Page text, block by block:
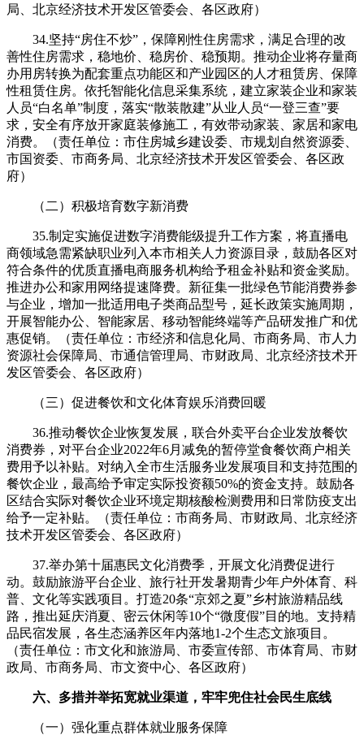
局、北京经济技术开发区管委会、各区政府）
34.坚持“房住不炒”，保障刚性住房需求，满足合理的改
善性住房需求，稳地价、稳房价、稳预期。推动企业将存量商
办用房转换为配套重点功能区和产业园区的人才租赁房、保障
性租赁住房。依托智能化信息采集系统，建立家装企业和家装
人员“白名单”制度，落实“散装散建”从业人员“一登三查”要
求，安全有序放开家庭装修施工，有效带动家装、家居和家电
消费。（责任单位：市住房城乡建设委、市规划自然资源委、
市国资委、市商务局、北京经济技术开发区管委会、各区政
府）
（二）积极培育数字新消费
35.制定实施促进数字消费能级提升工作方案，将直播电
商领域急需紧缺职业列入本市相关人力资源目录，鼓励各区对
符合条件的优质直播电商服务机构给予租金补贴和资金奖励。
推进办公和家用网络提速降费。新征集一批绿色节能消费券参
与企业，增加一批适用电子类商品型号，延长政策实施周期，
开展智能办公、智能家居、移动智能终端等产品研发推广和优
惠促销。（责任单位：市经济和信息化局、市商务局、市人力
资源社会保障局、市通信管理局、市财政局、北京经济技术开
发区管委会、各区政府）
（三）促进餐饮和文化体育娱乐消费回暖
36.推动餐饮企业恢复发展，联合外卖平台企业发放餐饮
消费券，对平台企业2022年6月减免的暂停堂食餐饮商户相关
费用予以补贴。对纳入全市生活服务业发展项目和支持范围的
餐饮企业，最高给予审定实际投资额50%的资金支持。鼓励各
区结合实际对餐饮企业环境定期核酸检测费用和日常防疫支出
给予一定补贴。（责任单位：市商务局、市财政局、北京经济
技术开发区管委会、各区政府）
37.举办第十届惠民文化消费季，开展文化消费促进行
动。鼓励旅游平台企业、旅行社开发暑期青少年户外体育、科
普、文化等实践项目。打造20条“京郊之夏”乡村旅游精品线
路，推出延庆消夏、密云休闲等10个“微度假”目的地。支持精
品民宿发展，各生态涵养区年内落地1-2个生态文旅项目。
（责任单位：市文化和旅游局、市委宣传部、市体育局、市财
政局、市商务局、市文资中心、各区政府）
六、多措并举拓宽就业渠道，牢牢兜住社会民生底线
（一）强化重点群体就业服务保障